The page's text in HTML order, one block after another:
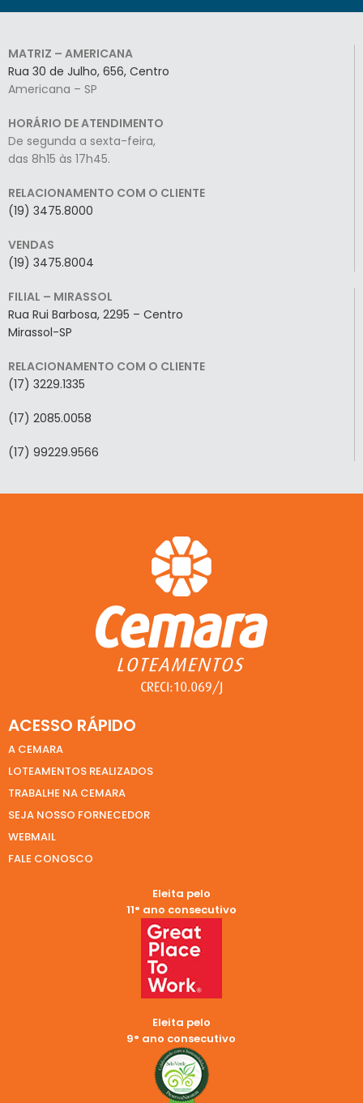
MATRIZ – AMERICANA
Rua 30 de Julho, 656, Centro
Americana – SP
HORÁRIO DE ATENDIMENTO
De segunda a sexta-feira,
das 8h15 às 17h45.
RELACIONAMENTO COM O CLIENTE
(19) 3475.8000
VENDAS
(19) 3475.8004
FILIAL – MIRASSOL
Rua Rui Barbosa, 2295 – Centro
Mirassol-SP
RELACIONAMENTO COM O CLIENTE
(17) 3229.1335
(17) 2085.0058
(17) 99229.9566
ACESSO RÁPIDO
A CEMARA
LOTEAMENTOS REALIZADOS
TRABALHE NA CEMARA
SEJA NOSSO FORNECEDOR
WEBMAIL
FALE CONOSCO
Eleita pelo
11° ano consecutivo
Eleita pelo
9° ano consecutivo